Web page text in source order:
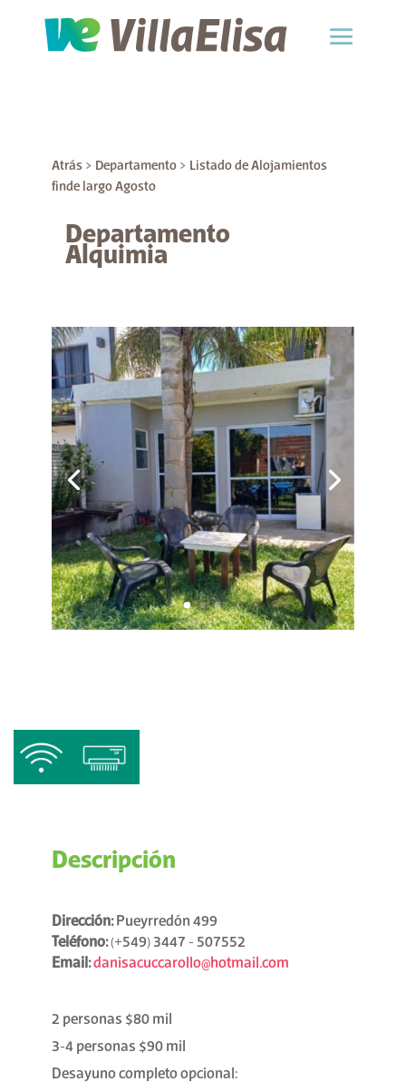
Atrás> Departamento > Listado de Alojamientos
finde largo Agosto
Departamento
Alquimia
Descripción
Dirección:Pueyrredón 499
Teléfono:(+549) 3447 - 507552
Email:danisacuccarollo@hotmail.com
2 personas $80 mil
3-4 personas $90 mil
Desayuno completo opcional: